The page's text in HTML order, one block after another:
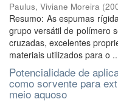
Paulus, Viviane Moreira (
Resumo: As espumas
grupo versátil de polímero
cruzadas, excelentes
materiais utilizados para o
Potencialidade de
como sorvente para
meio aquoso